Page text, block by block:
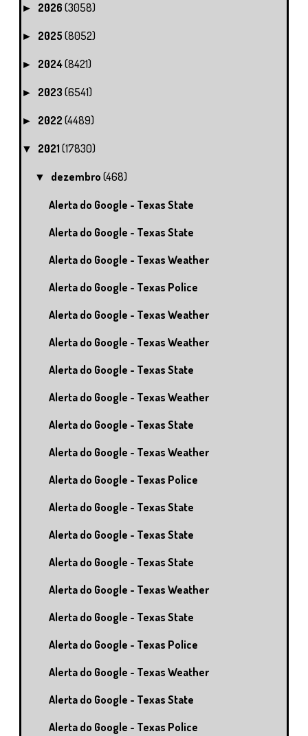
► 2026 (3058)
► 2025 (8052)
► 2024(8421)
► 2023 (6541)
► 2022 (4489)
▼ 2021 (17830)
▼ dezembro(468)
Alerta do Google - Texas State
Alerta do Google - Texas State
Alerta do Google - Texas Weather
Alerta do Google - Texas Police
Alerta do Google - Texas Weather
Alerta do Google - Texas Weather
Alerta do Google - Texas State
Alerta do Google - Texas Weather
Alerta do Google - Texas State
Alerta do Google - Texas Weather
Alerta do Google - Texas Police
Alerta do Google - Texas State
Alerta do Google - Texas State
Alerta do Google - Texas State
Alerta do Google - Texas Weather
Alerta do Google - Texas State
Alerta do Google - Texas Police
Alerta do Google - Texas Weather
Alerta do Google - Texas State
Alerta do Google - Texas Police